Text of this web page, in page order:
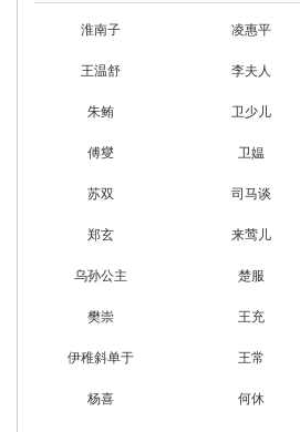
淮南子 凌惠平
王温舒 李夫人
朱鲔 卫少儿
傅燮 卫媪
苏双 司马谈
郑玄 来莺儿
乌孙公主 楚服
樊崇 王充
伊稚斜单于 王常
杨喜 何休